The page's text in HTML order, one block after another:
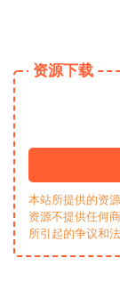
资源下载
本站所提供的资
资源不提供任何
所引起的争议和法